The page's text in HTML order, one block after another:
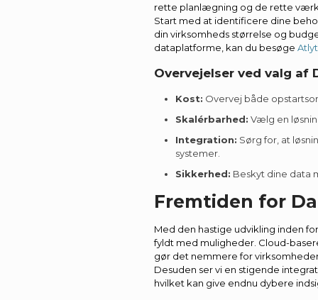
rette planlægning og de rette
Start med at identificere dine
din virksomheds størrelse og
dataplatforme, kan du besøge
Overvejelser ved valg af
Kost: Overvej både
Skalérbarhed: Vælg en
Integration: Sørg for, at
systemer.
Sikkerhed: Beskyt dine data
Fremtiden for
Med den hastige udvikling inden
fyldt med muligheder. Cloud-
gør det nemmere for
Desuden ser vi en stigende
hvilket kan give endnu dybere